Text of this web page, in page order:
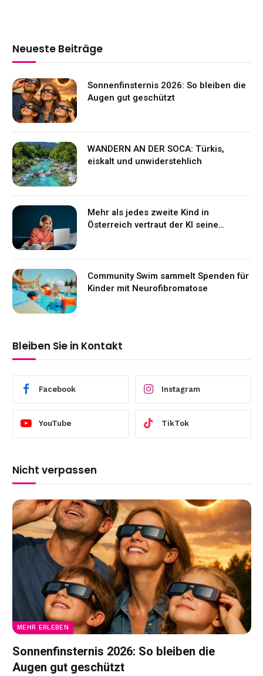
Neueste Beiträge
Sonnenfinsternis 2026: So bleiben die
Augen gut geschützt
WANDERN AN DER SOCA: Türkis,
eiskalt und unwiderstehlich
Mehr als jedes zweite Kind in
Österreich vertraut der KI seine
Community Swim sammelt Spenden für
Kinder mit Neurofibromatose
Bleiben Sie in Kontakt
Facebook Instagram
YouTube TikTok
Nicht verpassen
MEHR ERLEBEN
Sonnenfinsternis 2026: So bleiben die
Augen gut geschützt